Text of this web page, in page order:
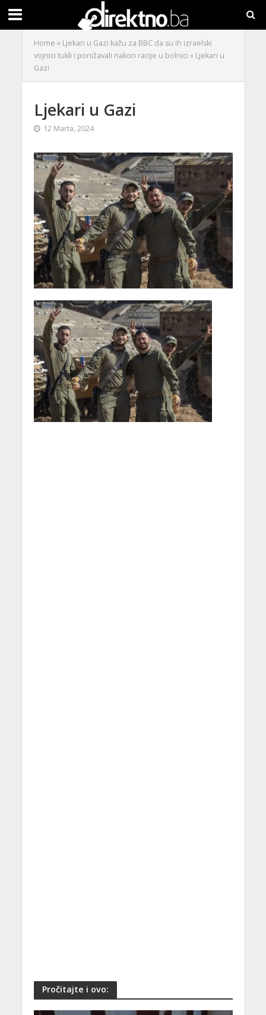
Home » Ljekari u Gazi kažu za BBC da su ih izraelski
vojnici tukli i ponižavali nakon racije u bolnici » Ljekari u
Gazi
Ljekari u Gazi
12 Marta, 2024
Pročitajte i ovo: